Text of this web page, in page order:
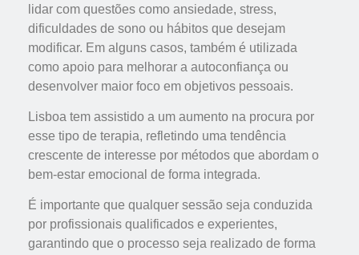
lidar com questões como ansiedade, stress,
dificuldades de sono ou hábitos que desejam
modificar. Em alguns casos, também é utilizada
como apoio para melhorar a autoconfiança ou
desenvolver maior foco em objetivos pessoais.
Lisboa tem assistido a um aumento na procura por
esse tipo de terapia, refletindo uma tendência
crescente de interesse por métodos que abordam o
bem-estar emocional de forma integrada.
É importante que qualquer sessão seja conduzida
por profissionais qualificados e experientes,
garantindo que o processo seja realizado de forma